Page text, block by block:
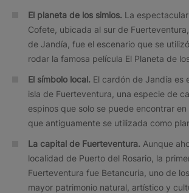
El planeta de los simios. La
Cofete, ubicada al sur de
de Jandía, fue el escenario que se
rodar la famosa película El Planeta de
El símbolo local. El cardón de Jandía es
isla de Fuerteventura, una especie de
espinos que solo se puede encontrar
que antiguamente se utilizada como
La capital de Fuerteventura. Aunque
localidad de Puerto del Rosario, la
Fuerteventura fue Betancuria, uno de
mayor patrimonio natural, artístico y